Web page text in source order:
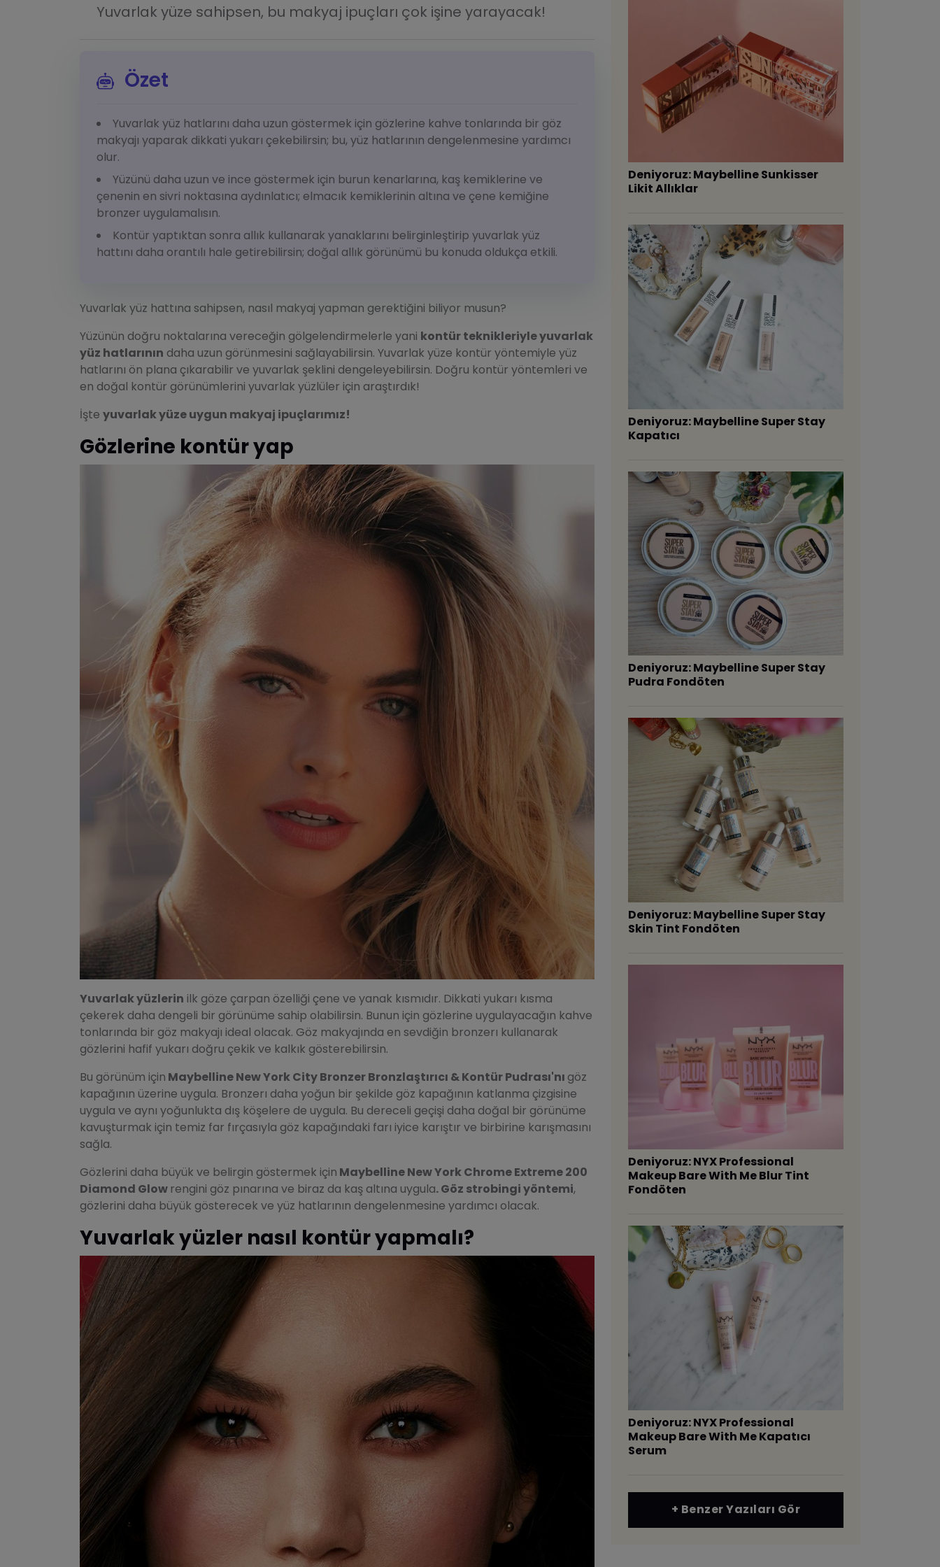
Yuvarlak yüze sahipsen, bu makyaj ipuçları çok işine yarayacak!
Özet
Yuvarlak yüz hatlarını daha uzun göstermek için gözlerine kahve tonlarında bir göz
makyajı yaparak dikkati yukarı çekebilirsin; bu, yüz hatlarının dengelenmesine yardımcı
olur.
Yüzünü daha uzun ve ince göstermek için burun kenarlarına, kaş kemiklerine ve
çenenin en sivri noktasına aydınlatıcı; elmacık kemiklerinin altına ve çene kemiğine
bronzer uygulamalısın.
Kontür yaptıktan sonra allık kullanarak yanaklarını belirginleştirip yuvarlak yüz
hattını daha orantılı hale getirebilirsin; doğal allık görünümü bu konuda oldukça etkili.
Yuvarlak yüz hattına sahipsen, nasıl makyaj yapman gerektiğini biliyor musun?
Yüzünün doğru noktalarına vereceğin gölgelendirmelerle yani kontür teknikleriyle yuvarlak
yüz hatlarının daha uzun görünmesini sağlayabilirsin. Yuvarlak yüze kontür yöntemiyle yüz
hatlarını ön plana çıkarabilir ve yuvarlak şeklini dengeleyebilirsin. Doğru kontür yöntemleri ve
en doğal kontür görünümlerini yuvarlak yüzlüler için araştırdık!
İşte yuvarlak yüze uygun makyaj ipuçlarımız!
Gözlerine kontür yap
Yuvarlak yüzlerin ilk göze çarpan özelliği çene ve yanak kısmıdır. Dikkati yukarı kısma
çekerek daha dengeli bir görünüme sahip olabilirsin. Bunun için gözlerine uygulayacağın kahve
tonlarında bir göz makyajı ideal olacak. Göz makyajında en sevdiğin bronzerı kullanarak
gözlerini hafif yukarı doğru çekik ve kalkık gösterebilirsin.
Bu görünüm için Maybelline New York City Bronzer Bronzlaştırıcı & Kontür Pudrası'nı göz
kapağının üzerine uygula. Bronzerı daha yoğun bir şekilde göz kapağının katlanma çizgisine
uygula ve aynı yoğunlukta dış köşelere de uygula. Bu dereceli geçişi daha doğal bir görünüme
kavuşturmak için temiz far fırçasıyla göz kapağındaki farı iyice karıştır ve birbirine karışmasını
sağla.
Gözlerini daha büyük ve belirgin göstermek için Maybelline New York Chrome Extreme 200
Diamond Glow rengini göz pınarına ve biraz da kaş altına uygula. Göz strobingi yöntemi,
gözlerini daha büyük gösterecek ve yüz hatlarının dengelenmesine yardımcı olacak.
Yuvarlak yüzler nasıl kontür yapmalı?
Deniyoruz: Maybelline Sunkisser
Likit Allıklar
Deniyoruz: Maybelline Super Stay
Kapatıcı
Deniyoruz: Maybelline Super Stay
Pudra Fondöten
Deniyoruz: Maybelline Super Stay
Skin Tint Fondöten
Deniyoruz: NYX Professional
Makeup Bare With Me Blur Tint
Fondöten
Deniyoruz: NYX Professional
Makeup Bare With Me Kapatıcı
Serum
+ Benzer Yazıları Gör